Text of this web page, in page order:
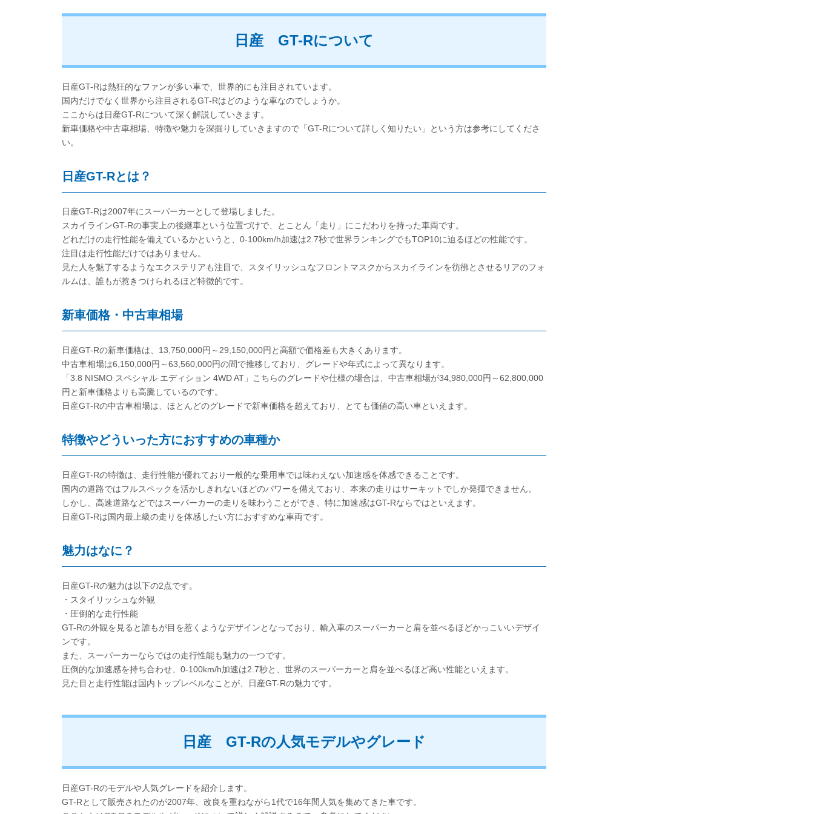
日産 GT-Rについて
日産GT-Rは熱狂的なファンが多い車で、世界的にも注目されています。
国内だけでなく世界から注目されるGT-Rはどのような車なのでしょうか。
ここからは日産GT-Rについて深く解説していきます。
新車価格や中古車相場、特徴や魅力を深掘りしていきますので「GT-Rについて詳しく知りたい」という方は参考にしてくださ
い。
日産GT-Rとは？
日産GT-Rは2007年にスーパーカーとして登場しました。
スカイラインGT-Rの事実上の後継車という位置づけで、とことん「走り」にこだわりを持った車両です。
どれだけの走行性能を備えているかというと、0-100km/h加速は2.7秒で世界ランキングでもTOP10に迫るほどの性能です。
注目は走行性能だけではありません。
見た人を魅了するようなエクステリアも注目で、スタイリッシュなフロントマスクからスカイラインを彷彿とさせるリアのフォ
ルムは、誰もが惹きつけられるほど特徴的です。
新車価格・中古車相場
日産GT-Rの新車価格は、13,750,000円～29,150,000円と高額で価格差も大きくあります。
中古車相場は6,150,000円～63,560,000円の間で推移しており、グレードや年式によって異なります。
「3.8 NISMO スペシャル エディション 4WD AT」こちらのグレードや仕様の場合は、中古車相場が34,980,000円～62,800,000
円と新車価格よりも高騰しているのです。
日産GT-Rの中古車相場は、ほとんどのグレードで新車価格を超えており、とても価値の高い車といえます。
特徴やどういった方におすすめの車種か
日産GT-Rの特徴は、走行性能が優れており一般的な乗用車では味わえない加速感を体感できることです。
国内の道路ではフルスペックを活かしきれないほどのパワーを備えており、本来の走りはサーキットでしか発揮できません。
しかし、高速道路などではスーパーカーの走りを味わうことができ、特に加速感はGT-Rならではといえます。
日産GT-Rは国内最上級の走りを体感したい方におすすめな車両です。
魅力はなに？
日産GT-Rの魅力は以下の2点です。
・スタイリッシュな外観
・圧倒的な走行性能
GT-Rの外観を見ると誰もが目を惹くようなデザインとなっており、輸入車のスーパーカーと肩を並べるほどかっこいいデザイ
ンです。
また、スーパーカーならではの走行性能も魅力の一つです。
圧倒的な加速感を持ち合わせ、0-100km/h加速は2.7秒と、世界のスーパーカーと肩を並べるほど高い性能といえます。
見た目と走行性能は国内トップレベルなことが、日産GT-Rの魅力です。
日産 GT-Rの人気モデルやグレード
日産GT-Rのモデルや人気グレードを紹介します。
GT-Rとして販売されたのが2007年、改良を重ねながら1代で16年間人気を集めてきた車です。